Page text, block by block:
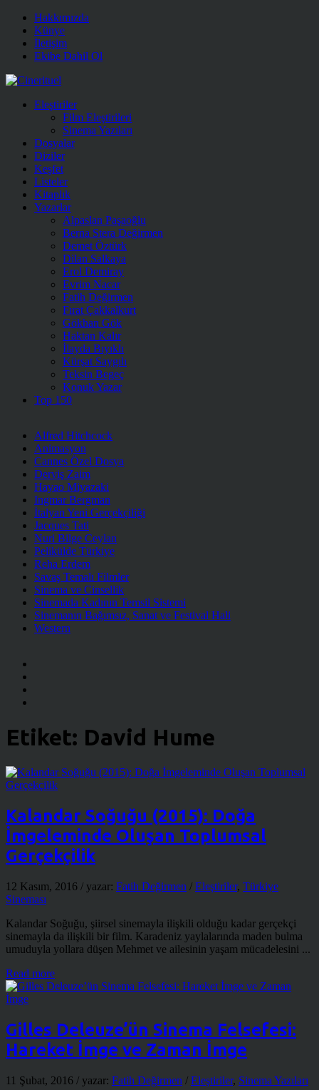
Hakkımızda
Künye
İletişim
Ekibe Dahil Ol
Eleştiriler
Film Eleştirileri
Sinema Yazıları
Dosyalar
Diziler
Keşfet
Listeler
Kitaplık
Yazarlar
Alpaslan Paşaoğlu
Berna Stera Değirmen
Demet Öztürk
Dilan Salkaya
Erol Demiray
Evrim Nacar
Fatih Değirmen
Fırat Çakkalkurt
Gökhan Gök
Haktan Kalır
İlayda Bıyıklı
Kürşat Saygılı
Teksin Begeç
Konuk Yazar
Top 150
Alfred Hitchcock
Animasyon
Cannes Özel Dosya
Derviş Zaim
Hayao Miyazaki
Ingmar Bergman
İtalyan Yeni Gerçekçiliği
Jacques Tati
Nuri Bilge Ceylan
Pelikülde Türkiye
Reha Erdem
Savaş Temalı Filmler
Sinema ve Cinsellik
Sinemada Kadının Temsil Sistemi
Sinemanın Bağımsız, Sanat ve Festival Hali
Western
Etiket: David Hume
Kalandar Soğuğu (2015): Doğa
İmgeleminde Oluşan Toplumsal
Gerçekçilik
12 Kasım, 2016 / yazar: Fatih Değirmen / Eleştiriler, Türkiye
Sineması
Kalandar Soğuğu, şiirsel sinemayla ilişkili olduğu kadar gerçekçi
sinemayla da ilişkili bir film. Karadeniz yaylalarında maden bulma
umuduyla yollara düşen Mehmet ve ailesinin yaşam mücadelesini ...
Read more
Gilles Deleuze’ün Sinema Felsefesi:
Hareket İmge ve Zaman İmge
11 Şubat, 2016 / yazar: Fatih Değirmen / Eleştiriler, Sinema Yazıları